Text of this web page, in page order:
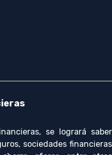
se logrará saber
sociedades financieras